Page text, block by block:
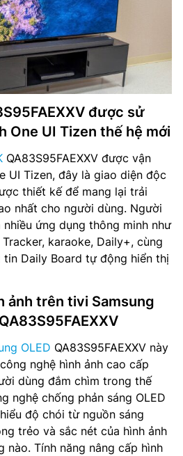
được sử
One UI Tizen thế hệ mới
QA83S95FAEXXV được vận
UI Tizen, đây là giao diện độc
thiết kế để mang lại trải
nhất cho người dùng. Người
ứng dụng thông minh như
karaoke, Daily+, cùng
Daily Board tự động hiển thị
ảnh trên tivi Samsung
OLED QA83S95FAEXXV này
nghệ hình ảnh cao cấp
dùng đắm chìm trong thế
nghệ chống phản sáng OLED
độ chói từ nguồn sáng
trẻo và sắc nét của hình ảnh
Tính năng nâng cấp hình